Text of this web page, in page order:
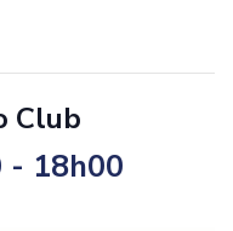
Club
- 18h00